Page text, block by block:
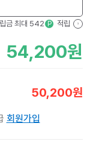
금 최대 542 P 적립 ?
54,200원
50,200원
회원가입